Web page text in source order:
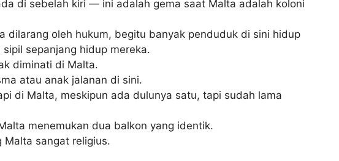
di sebelah kiri — ini adalah gema saat Malta adalah koloni
dilarang oleh hukum, begitu banyak penduduk di sini hidup
sepanjang hidup mereka.
diminati di Malta.
atau anak jalanan di sini.
di Malta, meskipun ada dulunya satu, tapi sudah lama
menemukan dua balkon yang identik.
Malta sangat religius.